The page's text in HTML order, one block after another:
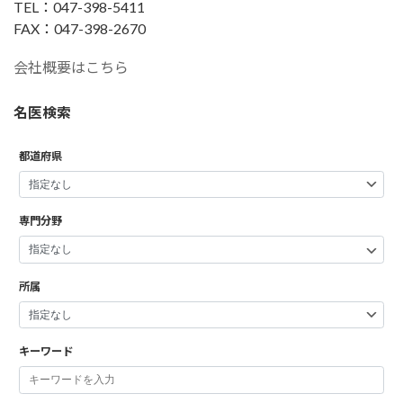
TEL：047-398-5411
FAX：047-398-2670
会社概要はこちら
名医検索
都道府県
専門分野
所属
キーワード